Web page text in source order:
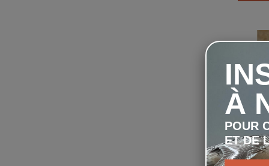
À
POUR
ET DE